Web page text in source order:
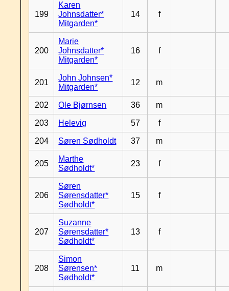
199
Karen
Johnsdatter*
Mitgarden*
14 f
200
Marie
Johnsdatter*
Mitgarden*
16 f
201
John Johnsen*
Mitgarden*
12 m
202 Ole Bjørnsen 36 m
203 Helevig 57 f
204 Søren Sødholdt 37 m
205
Marthe
Sødholdt*
23 f
206
Søren
Sørensdatter*
Sødholdt*
15 f
207
Suzanne
Sørensdatter*
Sødholdt*
13 f
208
Simon
Sørensen*
Sødholdt*
11 m